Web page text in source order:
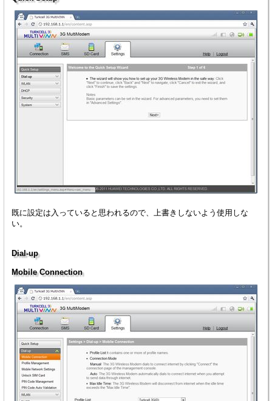
既に設定は入っていると思われるので、上書きしないよう使用しな
い。
Dial-up
Mobile Connection